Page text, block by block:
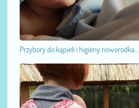
Przybory do kąpieli i higieny noworodka...